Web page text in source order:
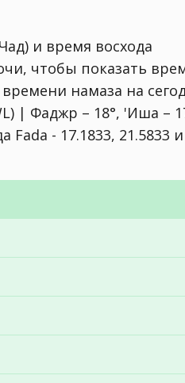
и время восхода
чтобы показать
намаза на
| Фаджр – 18°, 'Иша –
- 17.1833, 21.5833 и